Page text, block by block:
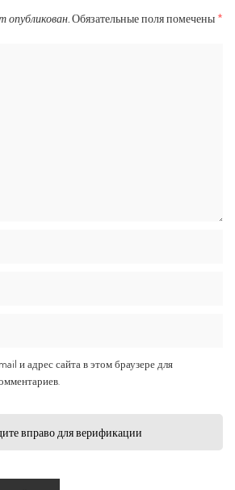
опубликован. Обязательные поля помечены *
и адрес сайта в этом браузере для
вправо для верификации